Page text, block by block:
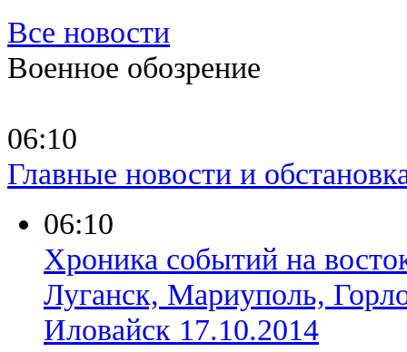
Все новости
Военное обозрение
06:10
Главные новости и
06:10
Хроника событий на
Луганск, Мариуполь,
Иловайск 17.10.2014